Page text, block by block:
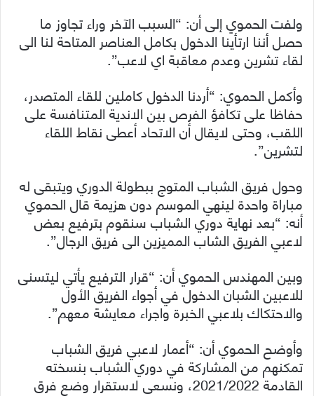
ولفت الحموي إلى أن: “السبب الآخر وراء تجاوز ما
حصل أننا ارتأينا الدخول بكامل العناصر المتاحة لنا الى
لقاء تشرين وعدم معاقبة اي لاعب”.
وأكمل الحموي: “أردنا الدخول كاملين للقاء المتصدر،
حفاظا على تكافؤ الفرص بين الاندية المتنافسة على
اللقب، وحتى لايقال أن الاتحاد أعطى نقاط اللقاء
لتشرين”.
وحول فريق الشباب المتوج ببطولة الدوري ويتبقى له
مباراة واحدة لينهي الموسم دون هزيمة قال الحموي
أنه: “بعد نهاية دوري الشباب سنقوم بترفيع بعض
لاعبي الفريق الشاب المميزين الى فريق الرجال”.
وبين المهندس الحموي أن: “قرار الترفيع يأتي ليتسنى
للاعبين الشبان الدخول في أجواء الفريق الأول
والاحتكاك بلاعبي الخبرة واجراء معايشة معهم”.
وأوضح الحموي أن: “أعمار لاعبي فريق الشباب
تمكنهم من المشاركة في دوري الشباب بنسخته
القادمة 2021/2022، ونسعى لاستقرار وضع فرق